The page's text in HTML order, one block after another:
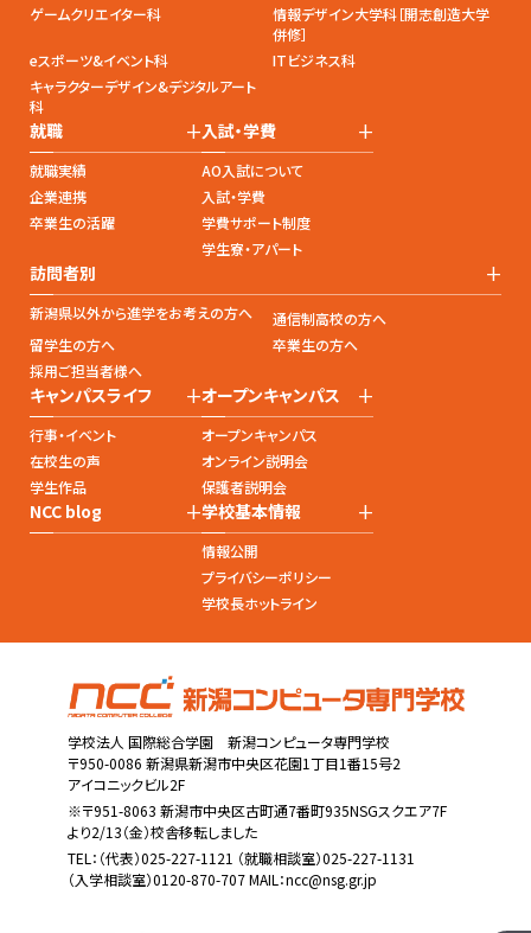
ゲームクリエイター科
情報デザイン大学科［開志創造大学
併修］
eスポーツ&イベント科
ITビジネス科
キャラクターデザイン&デジタルアート
科
就職 +
就職実績
企業連携
卒業生の活躍
入試・学費 +
AO入試について
入試・学費
学費サポート制度
学生寮・アパート
訪問者別 +
新潟県以外から進学をお考えの方へ
通信制高校の方へ
留学生の方へ
卒業生の方へ
採用ご担当者様へ
キャンパスライフ +
行事・イベント
在校生の声
学生作品
オープンキャンパス +
オープンキャンパス
オンライン説明会
保護者説明会
NCC blog +学校基本情報 +
情報公開
プライバシーポリシー
学校長ホットライン
学校法人 国際総合学園 新潟コンピュータ専門学校
〒950-0086 新潟県新潟市中央区花園1丁目1番15号2
アイコニックビル2F
※〒951-8063 新潟市中央区古町通7番町935NSGスクエア7F
より2/13（金）校舎移転しました
TEL： （代表）025-227-1121 （就職相談室）025-227-1131
（入学相談室）0120-870-707 MAIL：ncc@nsg.gr.jp